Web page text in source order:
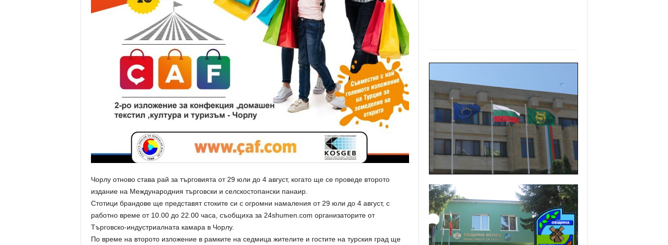
Чорлу отново става рай за търговията от 29 юли до 4 август, когато ще се проведе второто
издание на Международния търговски и селскостопански панаир.
Стотици брандове ще представят стоките си с огромни намаления от 29 юли до 4 август, с
работно време от 10.00 до 22.00 часа, съобщиха за 24shumen.com организаторите от
Търговско-индустриалната камара в Чорлу.
По време на второто изложение в рамките на седмица жителите и гостите на турския град ще